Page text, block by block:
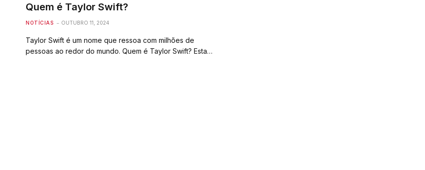
Quem é Taylor Swift?
NOTÍCIAS OUTUBRO 11, 2024
Taylor Swift é um nome que ressoa com milhões de
pessoas ao redor do mundo. Quem é Taylor Swift? Esta…